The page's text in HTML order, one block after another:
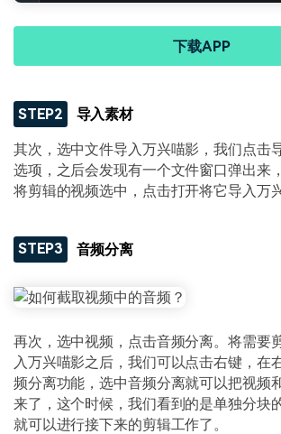
下载APP
STEP2 导入素材
其次，选中文件导入万兴喵影，我们点击
选项，之后会发现有一个文件窗口弹出来
将剪辑的视频选中，点击打开将它导入万
STEP3 音频分离
再次，选中视频，点击音频分离。将需要
入万兴喵影之后，我们可以点击右键，在
频分离功能，选中音频分离就可以把视频
来了，这个时候，我们看到的是单独分块
就可以进行接下来的剪辑工作了。